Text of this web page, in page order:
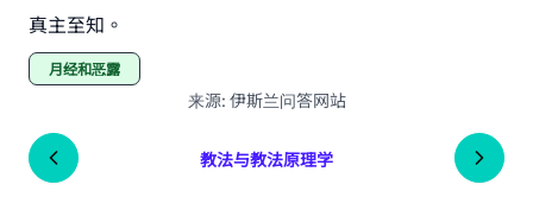
真主至知。
月经和恶露
来源: 伊斯兰问答网站
教法与教法原理学